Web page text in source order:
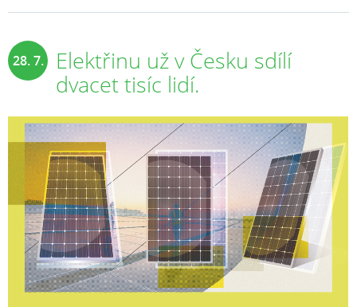
28. 7.
Elektřinu už v Česku sdílí
dvacet tisíc lidí.